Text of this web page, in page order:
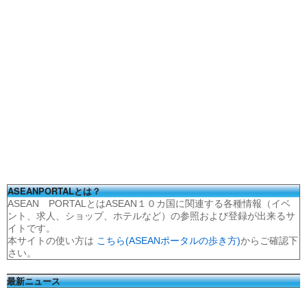
ASEANPORTALとは？
ASEAN PORTALとはASEAN１０カ国に関連する各種情報（イベ
ント、求人、ショップ、ホテルなど）の参照および登録が出来るサ
イトです。
本サイトの使い方は こちら(ASEANポータルの歩き方)からご確認下
さい。
最新ニュース